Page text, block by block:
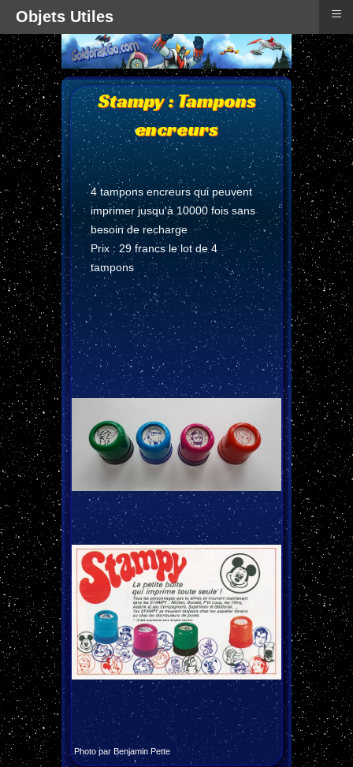
Stampy : Tampons
encreurs
4 tampons encreurs qui peuvent
imprimer jusqu'à 10000 fois sans
besoin de recharge
Prix : 29 francs le lot de 4
tampons
Photo par Benjamin Pette
Objets Utiles ≡